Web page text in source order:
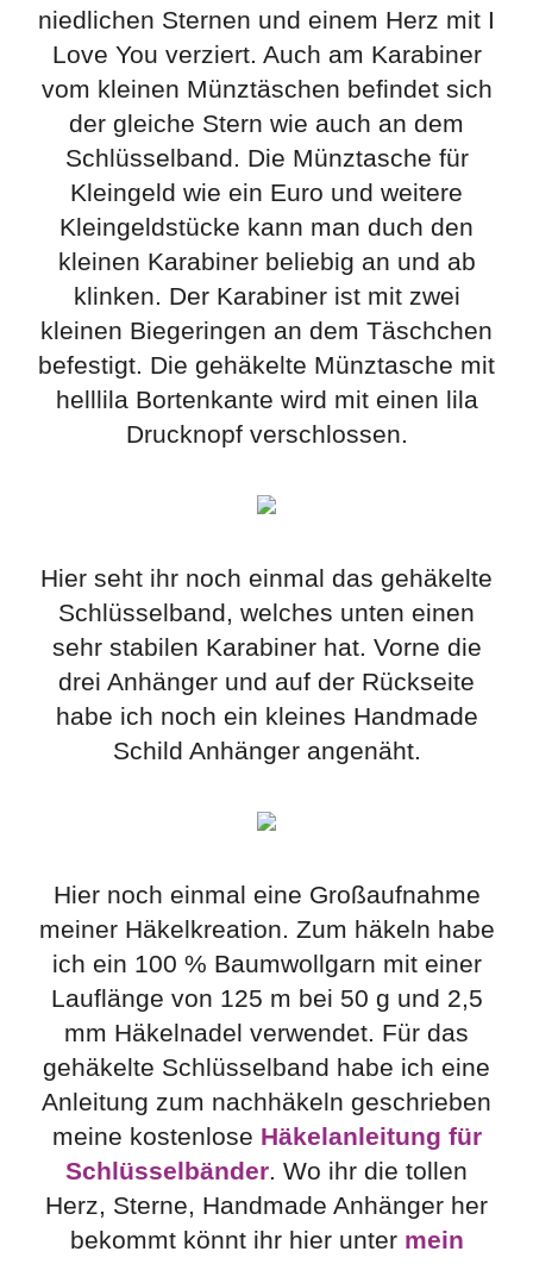
niedlichen Sternen und einem Herz mit I
Love You verziert. Auch am Karabiner
vom kleinen Münztäschen befindet sich
der gleiche Stern wie auch an dem
Schlüsselband. Die Münztasche für
Kleingeld wie ein Euro und weitere
Kleingeldstücke kann man duch den
kleinen Karabiner beliebig an und ab
klinken. Der Karabiner ist mit zwei
kleinen Biegeringen an dem Täschchen
befestigt. Die gehäkelte Münztasche mit
helllila Bortenkante wird mit einen lila
Drucknopf verschlossen.
Hier seht ihr noch einmal das gehäkelte
Schlüsselband, welches unten einen
sehr stabilen Karabiner hat. Vorne die
drei Anhänger und auf der Rückseite
habe ich noch ein kleines Handmade
Schild Anhänger angenäht.
Hier noch einmal eine Großaufnahme
meiner Häkelkreation. Zum häkeln habe
ich ein 100 % Baumwollgarn mit einer
Lauflänge von 125 m bei 50 g und 2,5
mm Häkelnadel verwendet. Für das
gehäkelte Schlüsselband habe ich eine
Anleitung zum nachhäkeln geschrieben
meine kostenlose Häkelanleitung für
Schlüsselbänder. Wo ihr die tollen
Herz, Sterne, Handmade Anhänger her
bekommt könnt ihr hier unter mein